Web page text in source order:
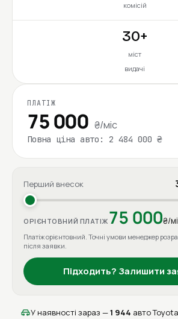
комісій
30+
міст
видачі
ПЛАТІЖ
75 000 ₴/міс
Повна ціна авто: 2 484 000 ₴
Перший внесок
ОРІЄНТОВНИЙ ПЛАТІЖ 75 000₴/
Платіж орієнтовний. Точні умови менеджер
після заявки.
Підходить? Залишити
У наявності зараз —1 944 авто